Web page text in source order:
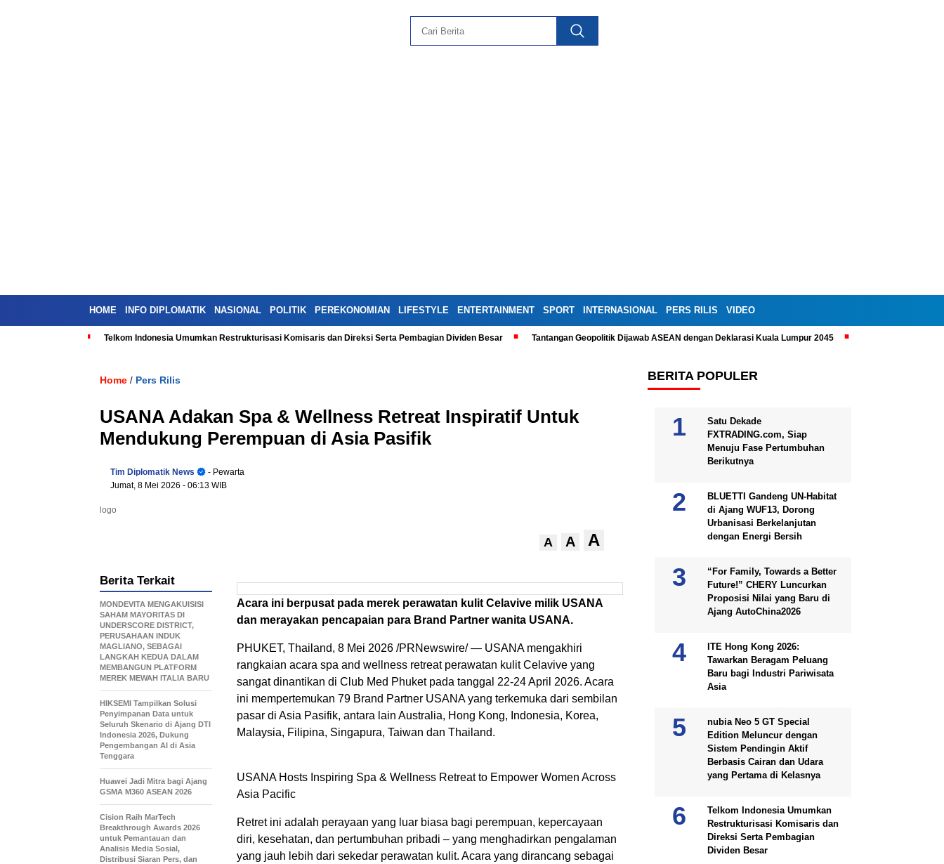
HOME INFO DIPLOMATIK NASIONAL POLITIK PEREKONOMIAN LIFESTYLE ENTERTAINMENT SPORT INTERNASIONAL PERS RILIS VIDEO
Telkom Indonesia Umumkan Restrukturisasi Komisaris dan Direksi Serta Pembagian Dividen Besar Tantangan Geopolitik Dijawab ASEAN dengan Deklarasi Kuala Lumpur 2045
Home / Pers Rilis
USANA Adakan Spa & Wellness Retreat Inspiratif Untuk
Mendukung Perempuan di Asia Pasifik
Tim Diplomatik News
- Pewarta
Jumat, 8 Mei 2026 - 06:13 WIB
logo
A A A
Acara ini berpusat pada merek perawatan kulit Celavive milik USANA
dan merayakan pencapaian para Brand Partner wanita USANA.
PHUKET, Thailand, 8 Mei 2026 /PRNewswire/ — USANA mengakhiri
rangkaian acara spa and wellness retreat perawatan kulit Celavive yang
sangat dinantikan di Club Med Phuket pada tanggal 22-24 April 2026. Acara
ini mempertemukan 79 Brand Partner USANA yang terkemuka dari sembilan
pasar di Asia Pasifik, antara lain Australia, Hong Kong, Indonesia, Korea,
Malaysia, Filipina, Singapura, Taiwan dan Thailand.
USANA Hosts Inspiring Spa & Wellness Retreat to Empower Women Across
Asia Pacific
Retret ini adalah perayaan yang luar biasa bagi perempuan, kepercayaan
diri, kesehatan, dan pertumbuhan pribadi – yang menghadirkan pengalaman
yang jauh lebih dari sekedar perawatan kulit. Acara yang dirancang sebagai
Berita Terkait
MONDEVITA MENGAKUISISI
SAHAM MAYORITAS DI
UNDERSCORE DISTRICT,
PERUSAHAAN INDUK
MAGLIANO, SEBAGAI
LANGKAH KEDUA DALAM
MEMBANGUN PLATFORM
MEREK MEWAH ITALIA BARU
HIKSEMI Tampilkan Solusi
Penyimpanan Data untuk
Seluruh Skenario di Ajang DTI
Indonesia 2026, Dukung
Pengembangan AI di Asia
Tenggara
Huawei Jadi Mitra bagi Ajang
GSMA M360 ASEAN 2026
Cision Raih MarTech
Breakthrough Awards 2026
untuk Pemantauan dan
Analisis Media Sosial,
Distribusi Siaran Pers, dan
BERITA POPULER
Satu Dekade
FXTRADING.com, Siap
Menuju Fase Pertumbuhan
Berikutnya
BLUETTI Gandeng UN-Habitat
di Ajang WUF13, Dorong
Urbanisasi Berkelanjutan
dengan Energi Bersih
“For Family, Towards a Better
Future!” CHERY Luncurkan
Proposisi Nilai yang Baru di
Ajang AutoChina2026
ITE Hong Kong 2026:
Tawarkan Beragam Peluang
Baru bagi Industri Pariwisata
Asia
nubia Neo 5 GT Special
Edition Meluncur dengan
Sistem Pendingin Aktif
Berbasis Cairan dan Udara
yang Pertama di Kelasnya
Telkom Indonesia Umumkan
Restrukturisasi Komisaris dan
Direksi Serta Pembagian
Dividen Besar